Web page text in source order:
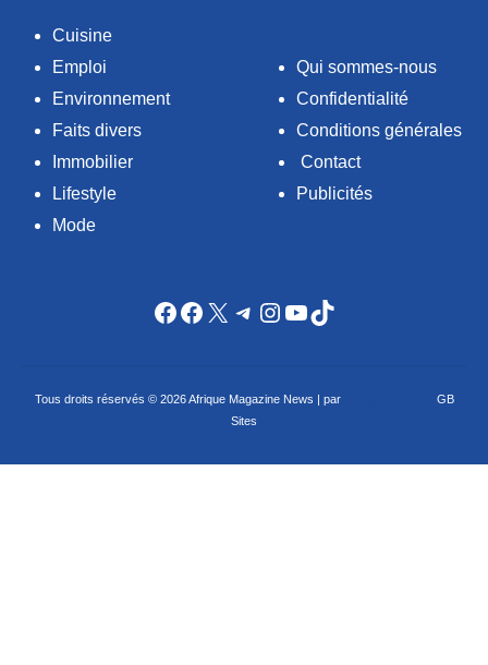
Cuisine
Emploi
Environnement
Faits divers
Immobilier
Lifestyle
Mode
Qui sommes-nous
Confidentialité
Conditions générales
Contact
Publicités
Facebook
Facebook
X Telegram
Instagram
YouTube
TikTok
Tous droits réservés © 2026 Afrique Magazine News | par
GB
Sites